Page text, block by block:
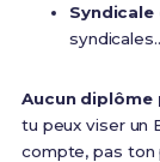
Aucun diplôme
tu peux viser un
compte, pas ton